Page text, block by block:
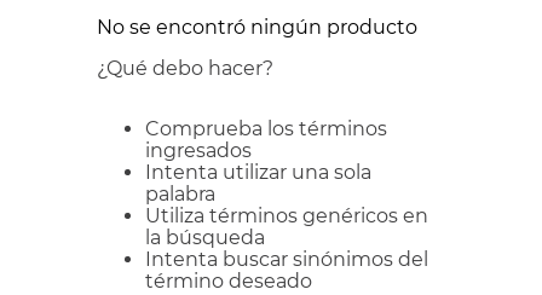
No se encontró ningún producto
¿Qué debo hacer?
Comprueba los términos
ingresados
Intenta utilizar una sola
palabra
Utiliza términos genéricos en
la búsqueda
Intenta buscar sinónimos del
término deseado